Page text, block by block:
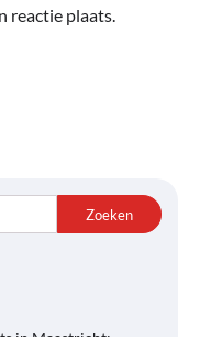
reactie plaats.
Zoeken